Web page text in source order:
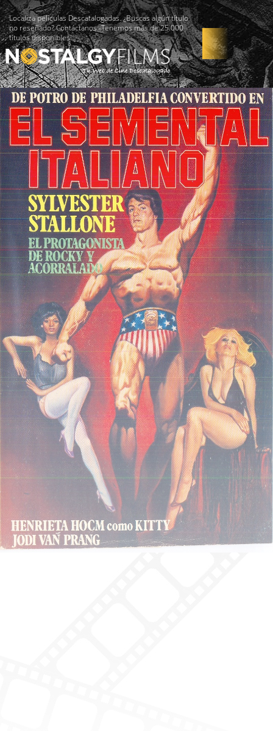
Localiza películas Descatalogadas. ¿Buscas algún título
no reseñado? Contáctanos -Tenemos más de 25.000
títulos disponibles!